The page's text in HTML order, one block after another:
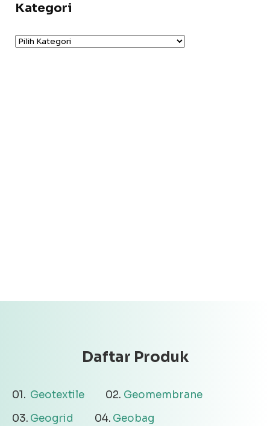
Kategori
Kategori
Daftar Produk
Geotextile
Geomembrane
Geogrid
Geobag